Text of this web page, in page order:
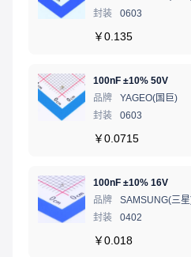
封装
0603
￥0.135
100nF ±10% 50V
品牌
YAGEO(国巨)
封装
0603
￥0.0715
100nF ±10% 16V
品牌
SAMSUNG(三
封装
0402
￥0.018